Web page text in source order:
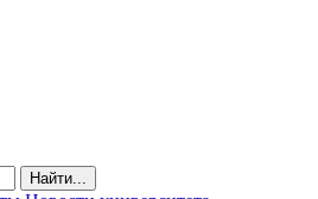
Найти...